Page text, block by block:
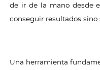
de ir de la mano desde
conseguir resultados sino
Una herramienta